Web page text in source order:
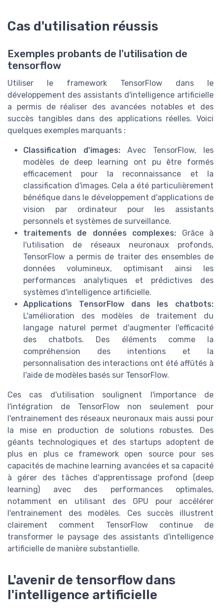
Cas d'utilisation réussis
Exemples probants de l'utilisation de
tensorflow
Utiliser le framework TensorFlow dans le
développement des assistants d'intelligence artificielle
a permis de réaliser des avancées notables et des
succès tangibles dans des applications réelles. Voici
quelques exemples marquants :
Classification d'images: Avec TensorFlow, les
modèles de deep learning ont pu être formés
efficacement pour la reconnaissance et la
classification d'images. Cela a été particulièrement
bénéfique dans le développement d'applications de
vision par ordinateur pour les assistants
personnels et systèmes de surveillance.
traitements de données complexes: Grâce à
l'utilisation de réseaux neuronaux profonds,
TensorFlow a permis de traiter des ensembles de
données volumineux, optimisant ainsi les
performances analytiques et prédictives des
systèmes d'intelligence artificielle.
Applications TensorFlow dans les chatbots:
L'amélioration des modèles de traitement du
langage naturel permet d'augmenter l'efficacité
des chatbots. Des éléments comme la
compréhension des intentions et la
personnalisation des interactions ont été affûtés à
l'aide de modèles basés sur TensorFlow.
Ces cas d'utilisation soulignent l'importance de
l'intégration de TensorFlow non seulement pour
l'entrainement des réseaux neuronaux mais aussi pour
la mise en production de solutions robustes. Des
géants technologiques et des startups adoptent de
plus en plus ce framework open source pour ses
capacités de machine learning avancées et sa capacité
à gérer des tâches d'apprentissage profond (deep
learning) avec des performances optimales,
notamment en utilisant des GPU pour accélérer
l'entrainement des modèles. Ces succès illustrent
clairement comment TensorFlow continue de
transformer le paysage des assistants d'intelligence
artificielle de manière substantielle.
L'avenir de tensorflow dans
l'intelligence artificielle